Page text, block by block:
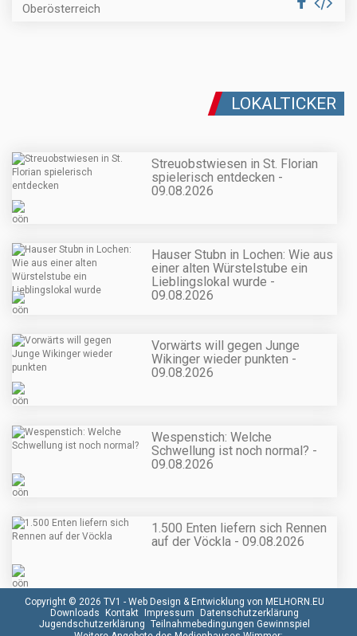
Oberösterreich
LOKALTICKER
Streuobstwiesen in St. Florian
spielerisch entdecken -
09.08.2026
Hauser Stubn in Lochen: Wie aus
einer alten Würstelstube ein
Lieblingslokal wurde -
09.08.2026
Vorwärts will gegen Junge
Wikinger wieder punkten -
09.08.2026
Wespenstich: Welche
Schwellung ist noch normal? -
09.08.2026
1.500 Enten liefern sich Rennen
auf der Vöckla - 09.08.2026
Copyright © 2026 TV1 - Web Design & Entwicklung von MELHORN.EU
Downloads
Kontakt Impressum
Datenschutzerklärung
Jugendschutzerklärung Teilnahmebedingungen Gewinnspiel